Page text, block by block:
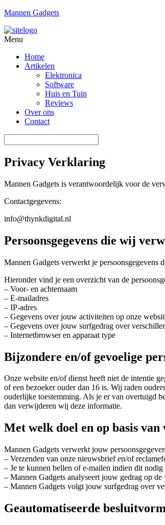
Mannen Gadgets
Menu
Home
Artikelen
Elektronica
Software
Huis en Tuin
Reviews
Over ons
Contact
Privacy Verklaring
Mannen Gadgets is verantwoordelijk voor de
Contactgegevens:
info@thynkdigital.nl
Persoonsgegevens die wij
Mannen Gadgets verwerkt je persoonsgegevens
Hieronder vind je een overzicht van de
– Voor- en achternaam
– E-mailadres
– IP-adres
– Gegevens over jouw activiteiten op onze
– Gegevens over jouw surfgedrag over
– Internetbrowser en apparaat type
Bijzondere en/of gevoelige
Onze website en/of dienst heeft niet de intentie
of een bezoeker ouder dan 16 is. Wij raden
ouderlijke toestemming. Als je er van overtuigd
dan verwijderen wij deze informatie.
Met welk doel en op basis
Mannen Gadgets verwerkt jouw
– Verzenden van onze nieuwsbrief en/of
– Je te kunnen bellen of e-mailen indien dit
– Mannen Gadgets analyseert jouw gedrag op
– Mannen Gadgets volgt jouw surfgedrag over
Geautomatiseerde